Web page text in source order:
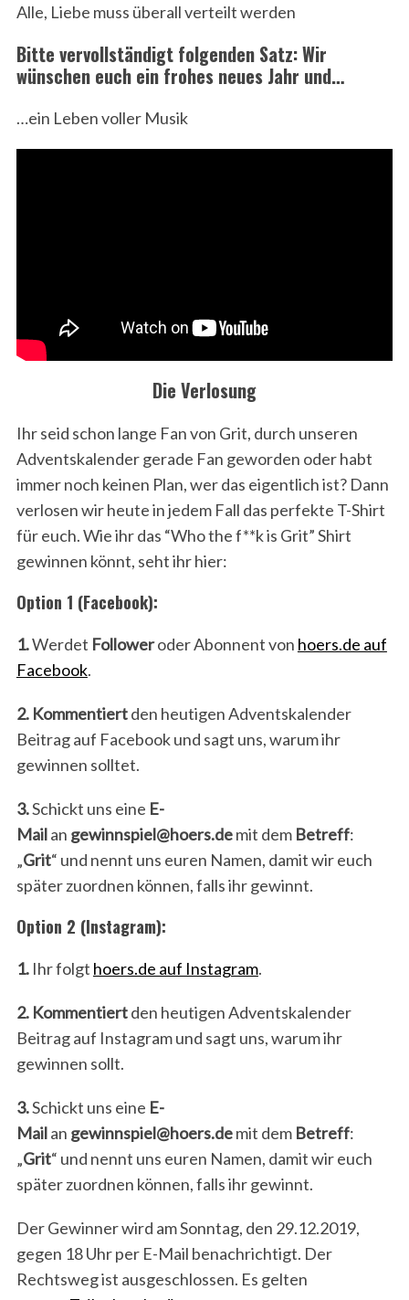
Alle, Liebe muss überall verteilt werden
Bitte vervollständigt folgenden Satz: Wir
wünschen euch ein frohes neues Jahr und…
…ein Leben voller Musik
Die Verlosung
Ihr seid schon lange Fan von Grit, durch unseren
Adventskalender gerade Fan geworden oder habt
immer noch keinen Plan, wer das eigentlich ist? Dann
verlosen wir heute in jedem Fall das perfekte T-Shirt
für euch. Wie ihr das “Who the f**k is Grit” Shirt
gewinnen könnt, seht ihr hier:
Option 1 (Facebook):
1.Werdet Followeroder Abonnent von hoers.de auf
Facebook.
2. Kommentiertden heutigen Adventskalender
Beitrag auf Facebook und sagt uns, warum ihr
gewinnen solltet.
3.Schickt uns eine E-
Mailan gewinnspiel@hoers.demit dem Betreff:
„Grit“ und nennt uns euren Namen, damit wir euch
später zuordnen können, falls ihr gewinnt.
Option 2 (Instagram):
1.Ihr folgt hoers.de auf Instagram.
2. Kommentiertden heutigen Adventskalender
Beitrag auf Instagram und sagt uns, warum ihr
gewinnen sollt.
3.Schickt uns eine E-
Mailan gewinnspiel@hoers.demit dem Betreff:
„Grit“ und nennt uns euren Namen, damit wir euch
später zuordnen können, falls ihr gewinnt.
Der Gewinner wird am Sonntag, den 29.12.2019,
gegen 18 Uhr per E-Mail benachrichtigt. Der
Rechtsweg ist ausgeschlossen. Es gelten